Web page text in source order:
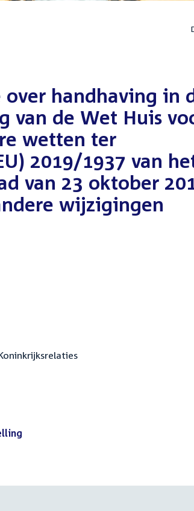
over handhaving in
van de Wet Huis
wetten ter
2019/1937 van
van 23 oktober
wijzigingen